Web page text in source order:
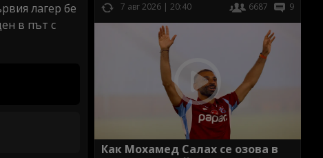
лагер бе
в път с
7 авг 2026 | 20:40 6687 9
Как Мохамед Салах се озова в